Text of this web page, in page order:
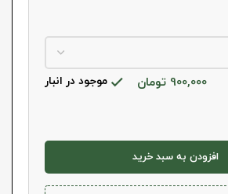
900,000 تومان موجود در انبار
افزودن به سبد خرید